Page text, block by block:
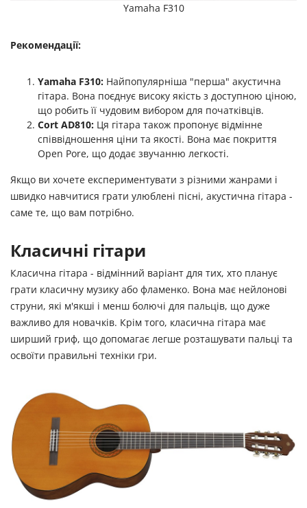
Yamaha F310
Рекомендації:
Yamaha F310: Найпопулярніша "перша" акустична
гітара. Вона поєднує високу якість з доступною ціною,
що робить її чудовим вибором для початківців.
Cort AD810: Ця гітара також пропонує відмінне
співвідношення ціни та якості. Вона має покриття
Open Pore, що додає звучанню легкості.
Якщо ви хочете експериментувати з різними жанрами і
швидко навчитися грати улюблені пісні, акустична гітара -
саме те, що вам потрібно.
Класичні гітари
Класична гітара - відмінний варіант для тих, хто планує
грати класичну музику або фламенко. Вона має нейлонові
струни, які м'якші і менш болючі для пальців, що дуже
важливо для новачків. Крім того, класична гітара має
ширший гриф, що допомагає легше розташувати пальці та
освоїти правильні техніки гри.